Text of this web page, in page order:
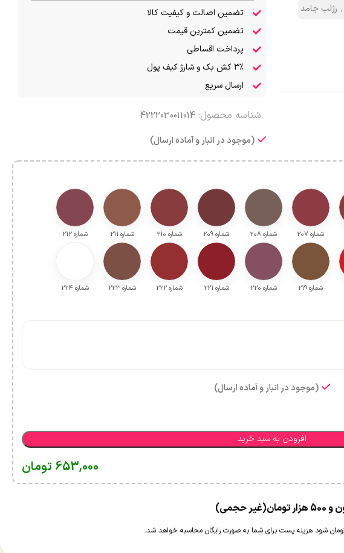
, رژلب جامد
تضمین اصالت و کیفیت کالا
تضمین کمترین قیمت
پرداخت اقساطی
۳٪ کش بک و شارژ کیف پول
ارسال سریع
شناسه محصول: 4222030011014
(موجود در انبار و آماده ارسال)
شماره 207 شماره 208 شماره 209 شماره 210 شماره 211 شماره 212
شماره 219 شماره 220 شماره 221 شماره 222 شماره 223 شماره 224
(موجود در انبار و آماده ارسال)
افزودن به سبد خرید
653,000 تومان